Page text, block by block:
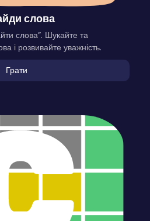
слова
слова”. Шукайте та
і розвивайте уважність.
Грати